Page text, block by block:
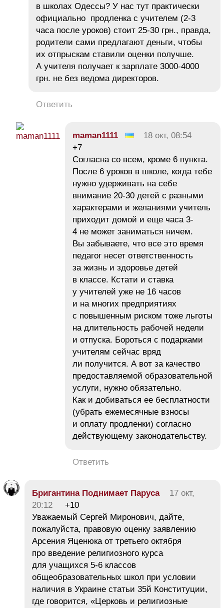
в школах Одессы? У нас тут практически
официально продленка с учителем (2-3
часа после уроков) стоит 25-30 грн., правда,
родители сами предлагают деньги, чтобы
их отпрыскам ставили оценки получше.
А учителя получает к зарплате 3000-4000
грн. не без ведома директоров.
Ответить
maman1111
18 окт, 08:54
+7
Согласна со всем, кроме 6 пункта.
После 6 уроков в школе, когда тебе
нужно удерживать на себе
внимание 20-30 детей с разными
характерами и желаниями учитель
приходит домой и еще часа 3-
4 не может заниматься ничем.
Вы забываете, что все это время
педагог несет ответственность
за жизнь и здоровье детей
в классе. Кстати и ставка
у учителей уже не 16 часов
и на многих предприятиях
с повышенным риском тоже льготы
на длительность рабочей недели
и отпуска. Бороться с подарками
учителям сейчас вряд
ли получится. А вот за качество
предоставляемой образовательной
услуги, нужно обязательно.
Как и добиваться ее бесплатности
(убрать ежемесячные взносы
и оплату продленки) согласно
действующему законодательству.
Ответить
Бригантина Поднимает Паруса
17 окт,
20:12
+10
Уважаемый Сергей Миронович, дайте,
пожалуйста, правовую оценку заявлению
Арсения Яценюка от третьего октября
про введение религиозного курса
для учащихся 5-6 классов
общеобразовательных школ при условии
наличия в Украине статьи 35й Конституции,
где говорится, «Церковь и религиозные